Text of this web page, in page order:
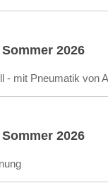
2026
- mit Pneumatik von
2026